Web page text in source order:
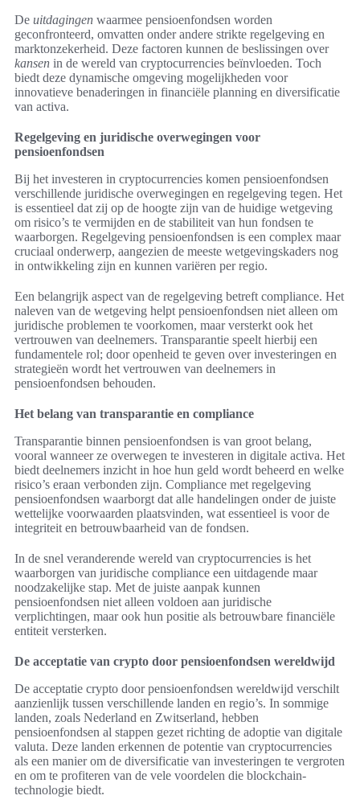
De uitdagingen waarmee pensioenfondsen worden
geconfronteerd, omvatten onder andere strikte regelgeving en
marktonzekerheid. Deze factoren kunnen de beslissingen over
kansen in de wereld van cryptocurrencies beïnvloeden. Toch
biedt deze dynamische omgeving mogelijkheden voor
innovatieve benaderingen in financiële planning en diversificatie
van activa.
Regelgeving en juridische overwegingen voor
pensioenfondsen
Bij het investeren in cryptocurrencies komen pensioenfondsen
verschillende juridische overwegingen en regelgeving tegen. Het
is essentieel dat zij op de hoogte zijn van de huidige wetgeving
om risico’s te vermijden en de stabiliteit van hun fondsen te
waarborgen. Regelgeving pensioenfondsen is een complex maar
cruciaal onderwerp, aangezien de meeste wetgevingskaders nog
in ontwikkeling zijn en kunnen variëren per regio.
Een belangrijk aspect van de regelgeving betreft compliance. Het
naleven van de wetgeving helpt pensioenfondsen niet alleen om
juridische problemen te voorkomen, maar versterkt ook het
vertrouwen van deelnemers. Transparantie speelt hierbij een
fundamentele rol; door openheid te geven over investeringen en
strategieën wordt het vertrouwen van deelnemers in
pensioenfondsen behouden.
Het belang van transparantie en compliance
Transparantie binnen pensioenfondsen is van groot belang,
vooral wanneer ze overwegen te investeren in digitale activa. Het
biedt deelnemers inzicht in hoe hun geld wordt beheerd en welke
risico’s eraan verbonden zijn. Compliance met regelgeving
pensioenfondsen waarborgt dat alle handelingen onder de juiste
wettelijke voorwaarden plaatsvinden, wat essentieel is voor de
integriteit en betrouwbaarheid van de fondsen.
In de snel veranderende wereld van cryptocurrencies is het
waarborgen van juridische compliance een uitdagende maar
noodzakelijke stap. Met de juiste aanpak kunnen
pensioenfondsen niet alleen voldoen aan juridische
verplichtingen, maar ook hun positie als betrouwbare financiële
entiteit versterken.
De acceptatie van crypto door pensioenfondsen wereldwijd
De acceptatie crypto door pensioenfondsen wereldwijd verschilt
aanzienlijk tussen verschillende landen en regio’s. In sommige
landen, zoals Nederland en Zwitserland, hebben
pensioenfondsen al stappen gezet richting de adoptie van digitale
valuta. Deze landen erkennen de potentie van cryptocurrencies
als een manier om de diversificatie van investeringen te vergroten
en om te profiteren van de vele voordelen die blockchain-
technologie biedt.